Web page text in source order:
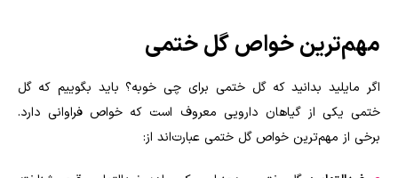
مهم‌ترین خواص گل ختمی
اگر مایلید بدانید که گل ختمی برای چی خوبه؟ باید بگوییم که گل
ختمی یکی از گیاهان دارویی معروف است که خواص فراوانی دارد.
برخی از مهم‌ترین خواص گل ختمی عبارت‌اند از: